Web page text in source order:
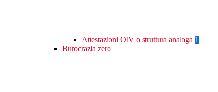
Attestazioni OIV o struttura analoga 1
Burocrazia zero